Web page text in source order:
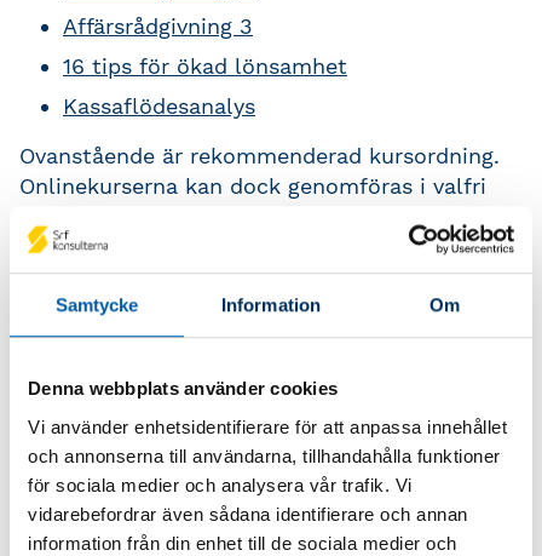
Samtycke Information Om
Denna webbplats använder cookies
Vi använder enhetsidentifierare för att anpassa innehållet
och annonserna till användarna, tillhandahålla funktioner
för sociala medier och analysera vår trafik. Vi
vidarebefordrar även sådana identifierare och annan
information från din enhet till de sociala medier och
Affärsrådgivning 3
16 tips för ökad lönsamhet
Kassaflödesanalys
Ovanstående är rekommenderad kursordning.
Onlinekurserna kan dock genomföras i valfri
Ekonomistyrning eller Ekonomistyrning i
Onlinekurs.
Utbildningen tar cirka 5 dagar att genomföra
och ger totalt 31,5 aktualitetstimmar varav
14,5 timmar redovisning och 17 timmar övrigt.